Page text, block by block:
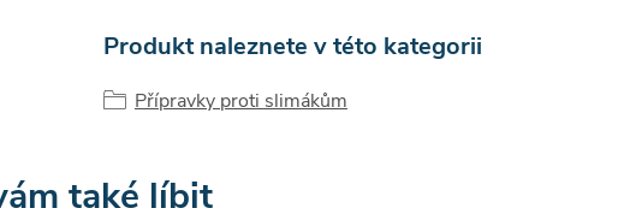
Produkt naleznete v této kategorii
Přípravky proti slimákům